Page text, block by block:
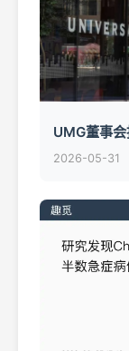
UMG董事
2026-05-31